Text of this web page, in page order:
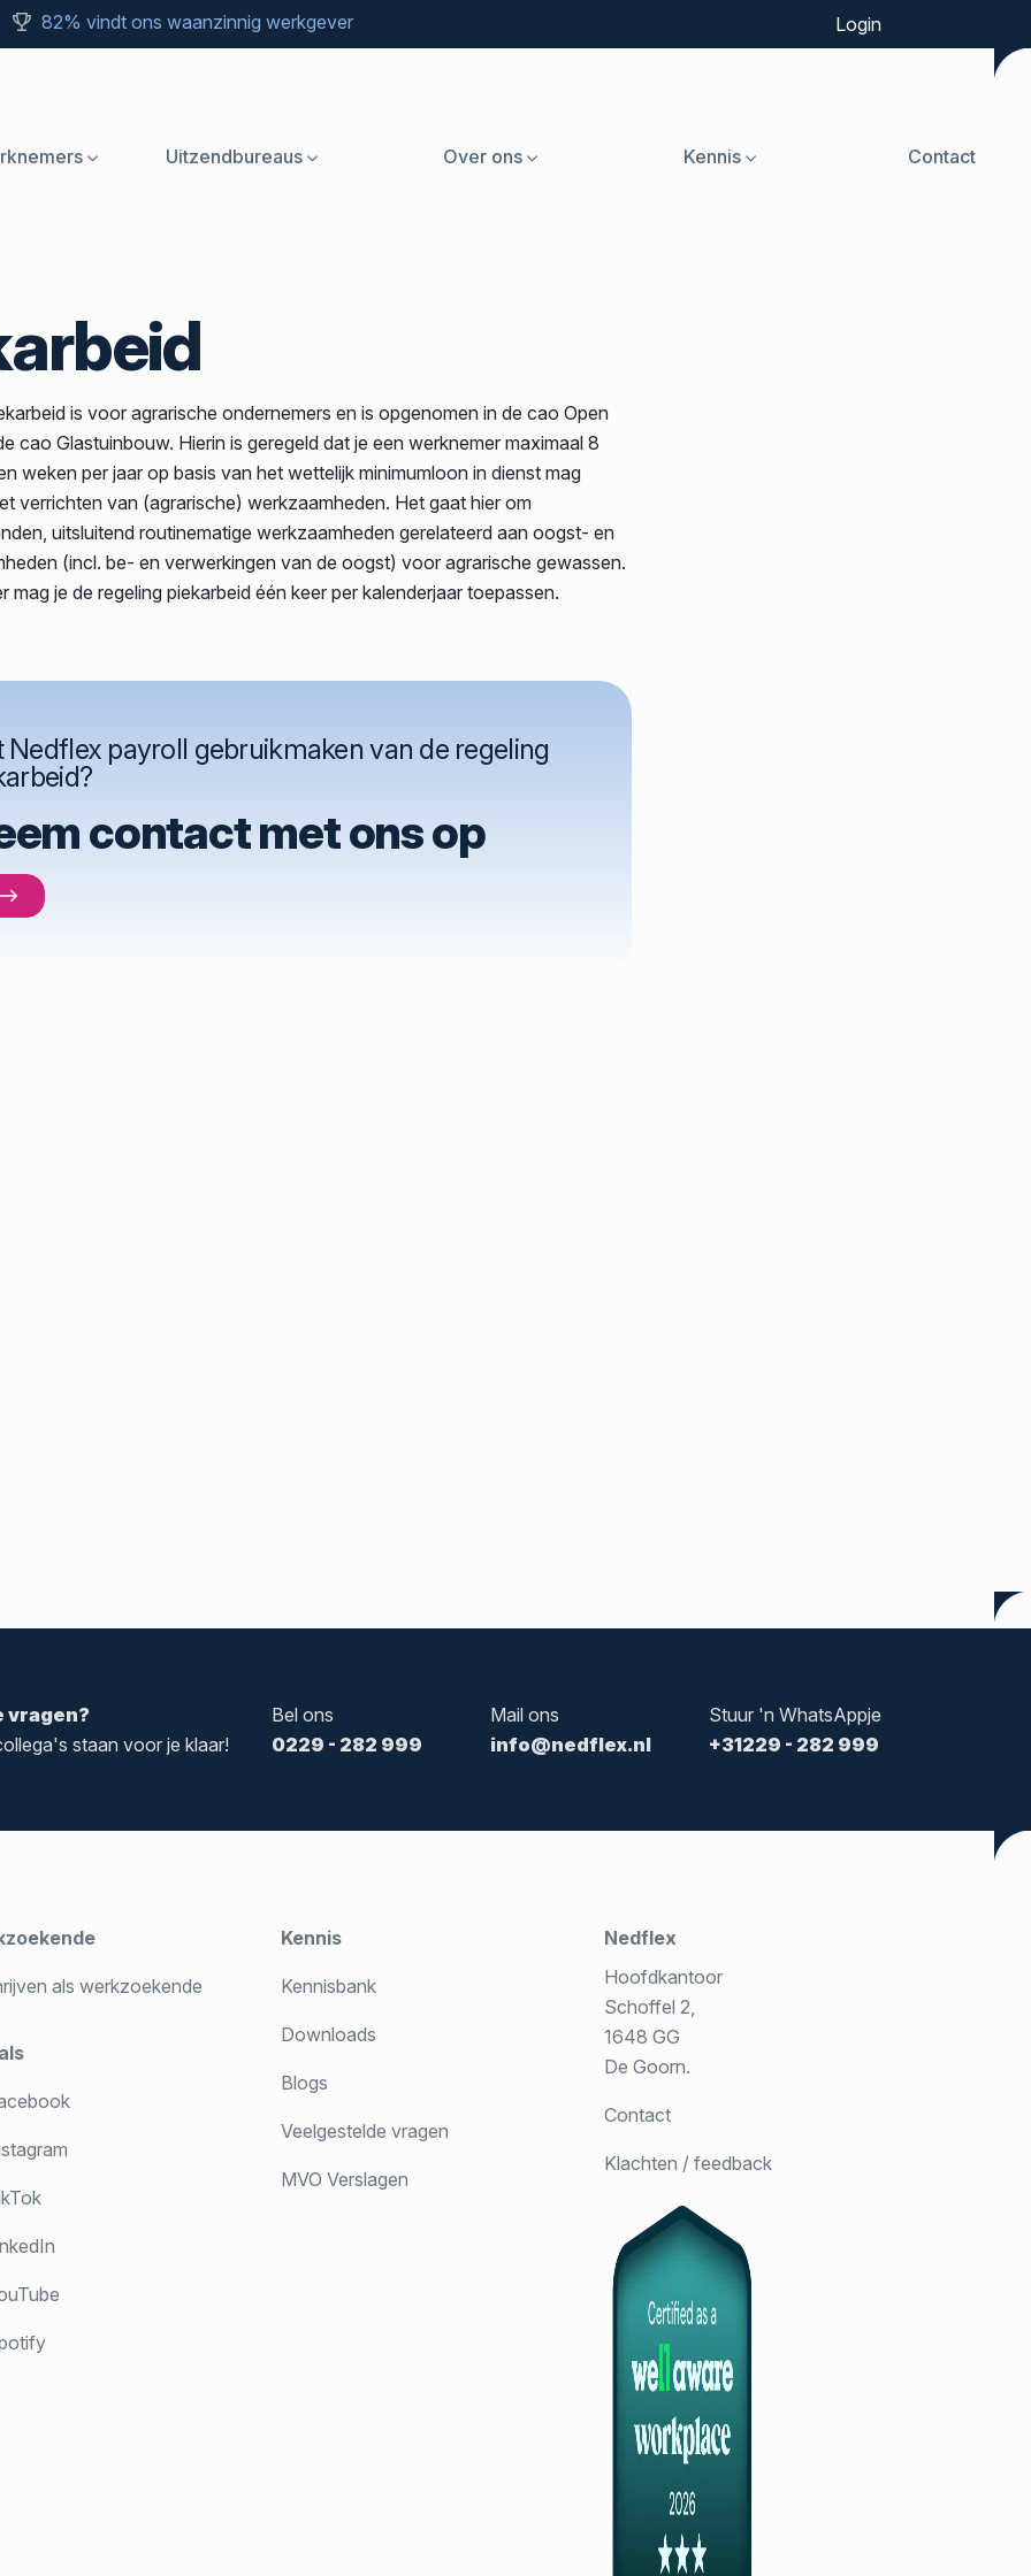
82% vindt ons waanzinnig werkgever Login
Uitzendbureaus Over ons Kennis Contact
is voor agrarische ondernemers en is opgenomen in de cao Open
cao Glastuinbouw. Hierin is geregeld dat je een werknemer maximaal 8
weken per jaar op basis van het wettelijk minimumloon in dienst mag
verrichten van (agrarische) werkzaamheden. Het gaat hier om
uitsluitend routinematige werkzaamheden gerelateerd aan oogst- en
(incl. be- en verwerkingen van de oogst) voor agrarische gewassen.
mag je de regeling piekarbeid één keer per kalenderjaar toepassen.
Nedflex payroll gebruikmaken van de regeling
contact met ons op
vragen?
staan voor je klaar!
Bel ons
0229 - 282 999
Mail ons
info@nedflex.nl
Stuur 'n WhatsAppje
+31229 - 282 999
als werkzoekende
Kennis
Kennisbank
Downloads
Blogs
Veelgestelde vragen
MVO Verslagen
Nedflex
Hoofdkantoor
Schoffel 2,
1648 GG
De Goorn.
Contact
Klachten / feedback